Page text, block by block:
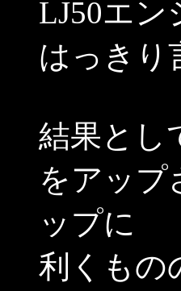
LJ50エ
はっきり
結果とし
をアップ
ップに
利くもの